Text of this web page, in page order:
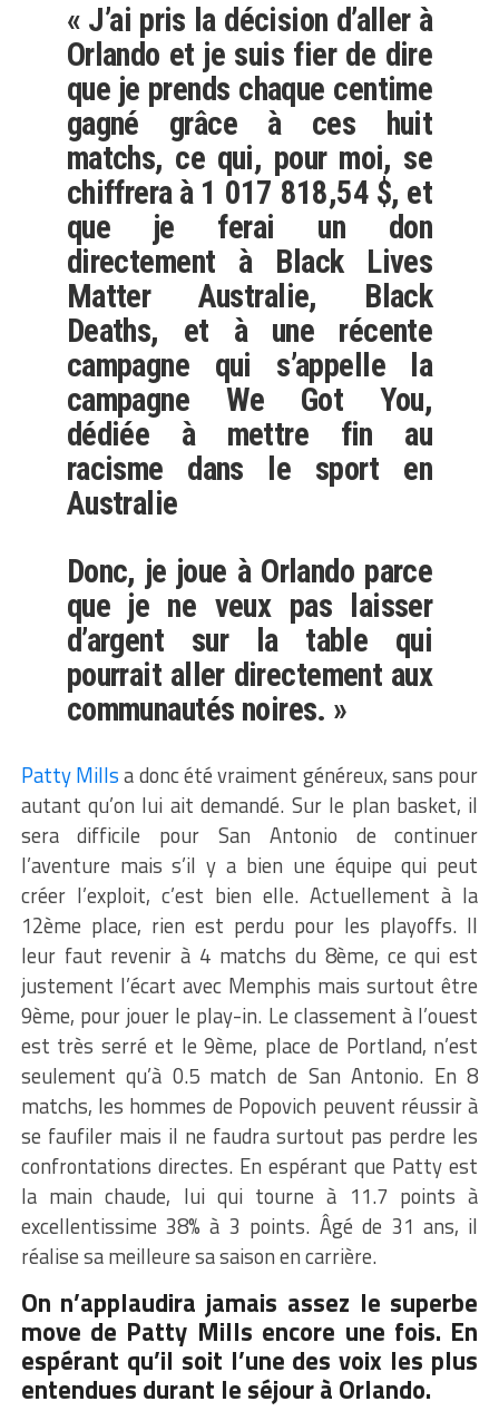
« J’ai pris la décision d’aller à
Orlando et je suis fier de dire
que je prends chaque centime
gagné grâce à ces huit
matchs, ce qui, pour moi, se
chiffrera à 1 017 818,54 $, et
que je ferai un don
directement à Black Lives
Matter Australie, Black
Deaths, et à une récente
campagne qui s’appelle la
campagne We Got You,
dédiée à mettre fin au
racisme dans le sport en
Australie
Donc, je joue à Orlando parce
que je ne veux pas laisser
d’argent sur la table qui
pourrait aller directement aux
communautés noires. »
Patty Millsa donc été vraiment généreux, sans pour
autant qu’on lui ait demandé. Sur le plan basket, il
sera difficile pour San Antonio de continuer
l’aventure mais s’il y a bien une équipe qui peut
créer l’exploit, c’est bien elle. Actuellement à la
12ème place, rien est perdu pour les playoffs. Il
leur faut revenir à 4 matchs du 8ème, ce qui est
justement l’écart avec Memphis mais surtout être
9ème, pour jouer le play-in. Le classement à l’ouest
est très serré et le 9ème, place de Portland, n’est
seulement qu’à 0.5 match de San Antonio. En 8
matchs, les hommes de Popovich peuvent réussir à
se faufiler mais il ne faudra surtout pas perdre les
confrontations directes. En espérant que Patty est
la main chaude, lui qui tourne à 11.7 points à
excellentissime 38% à 3 points. Âgé de 31 ans, il
réalise sa meilleure sa saison en carrière.
On n’applaudira jamais assez le superbe
move de Patty Mills encore une fois. En
espérant qu’il soit l’une des voix les plus
entendues durant le séjour à Orlando.